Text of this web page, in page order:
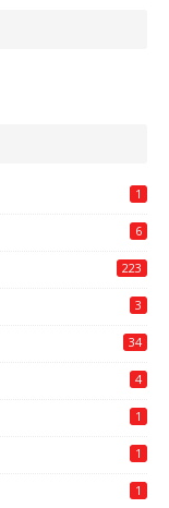
1
6
223
3
34
4
1
1
1